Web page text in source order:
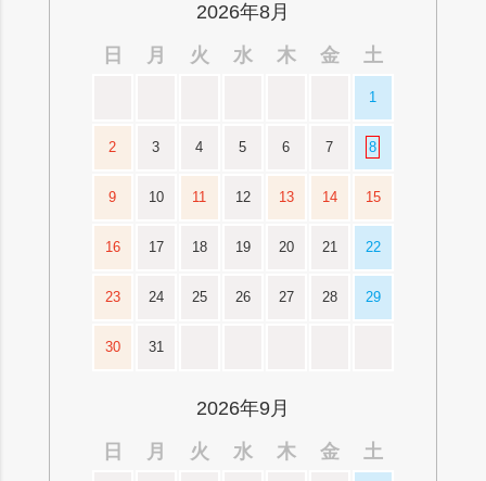
2026年8月
日
月 火 水 木 金 土
1
2 3 4 5 6 7 8
9 10 11 12 13 14 15
16 17 18 19 20 21 22
23 24 25 26 27 28 29
30 31
2026年9月
日
月 火 水 木 金 土